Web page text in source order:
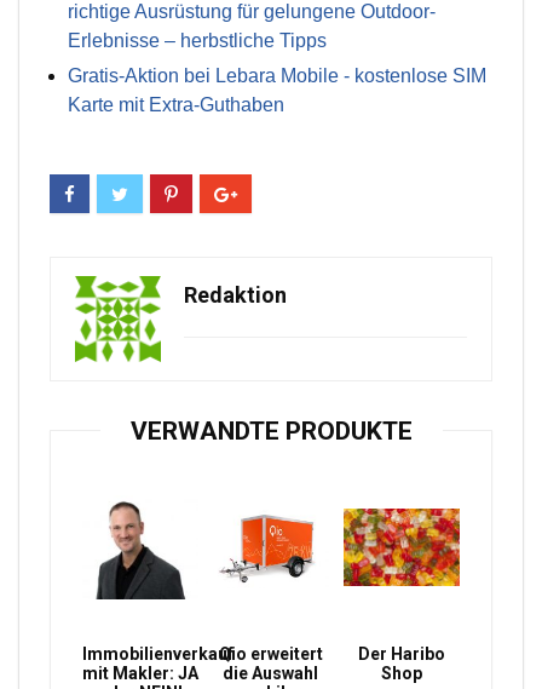
richtige Ausrüstung für gelungene Outdoor-
Erlebnisse – herbstliche Tipps
Gratis-Aktion bei Lebara Mobile - kostenlose SIM
Karte mit Extra-Guthaben
Redaktion
VERWANDTE PRODUKTE
Immobilienverkauf
mit Makler: JA
Qio erweitert
die Auswahl
Der Haribo
Shop